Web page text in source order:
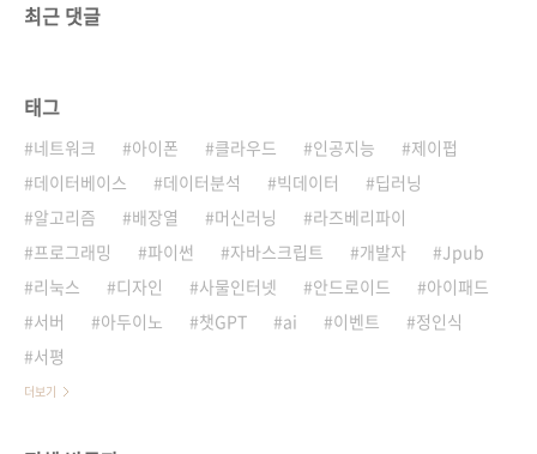
최근 댓글
태그
네트워크 아이폰 클라우드 인공지능
제이펍
데이터베이스
데이터분석 빅데이터
딥러닝
알고리즘
배장열 머신러닝
라즈베리파이
프로그래밍
파이썬 자바스크립트 개발자
Jpub
리눅스
디자인 사물인터넷 안드로이드
아이패드
서버
아두이노 챗GPT ai 이벤트
정인식
서평
더보기